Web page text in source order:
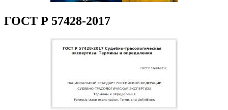
ГОСТ Р 57428-2017